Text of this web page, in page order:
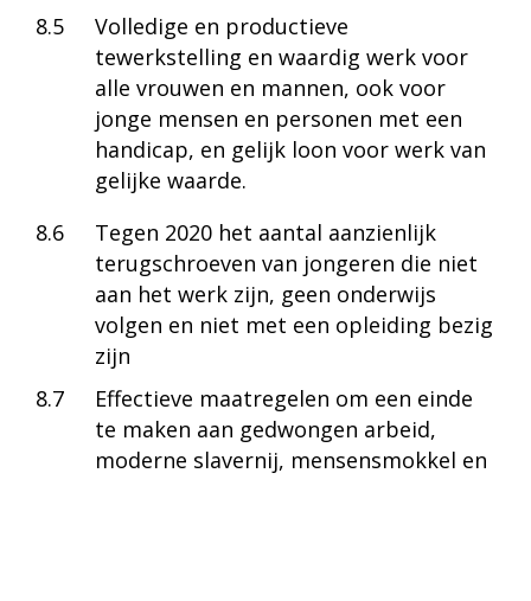
8.5
Volledige en productieve
tewerkstelling en waardig werk voor
alle vrouwen en mannen, ook voor
jonge mensen en personen met een
handicap, en gelijk loon voor werk van
gelijke waarde.
8.6
Tegen 2020 het aantal aanzienlijk
terugschroeven van jongeren die niet
aan het werk zijn, geen onderwijs
volgen en niet met een opleiding bezig
zijn
8.7
Effectieve maatregelen om een einde
te maken aan gedwongen arbeid,
moderne slavernij, mensensmokkel en